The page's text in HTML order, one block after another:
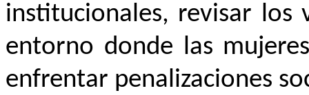
institucionales, revisar los
entorno donde las
enfrentar penalizaciones